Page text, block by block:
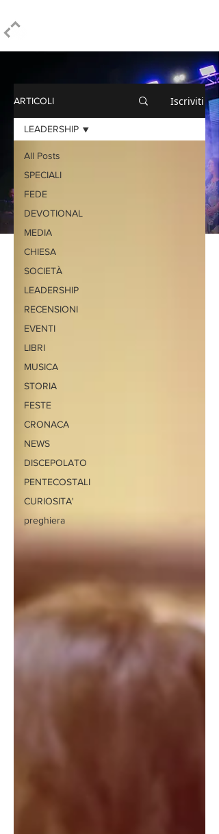
ARTICOLI Iscriviti
All Posts
SPECIALI
FEDE
DEVOTIONAL
MEDIA
CHIESA
SOCIETÀ
LEADERSHIP
RECENSIONI
EVENTI
LIBRI
MUSICA
STORIA
FESTE
CRONACA
NEWS
DISCEPOLATO
PENTECOSTALI
CURIOSITA'
preghiera
LEADERSHIP